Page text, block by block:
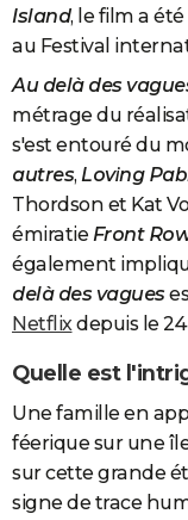
Island, le film a
au Festival
Au delà des
métrage du
s'est entouré du
autres, Loving
Thordson et Kat
émiratie Front
également
delà des vagues
Netflixdepuis le
Quelle est
Une famille en
féerique sur une
sur cette grande
signe de trace